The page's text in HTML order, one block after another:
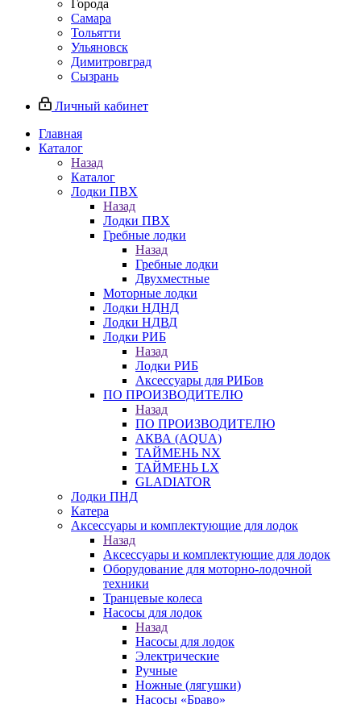
Города
Самара
Тольятти
Ульяновск
Димитровград
Сызрань
Личный кабинет
Главная
Каталог
Назад
Каталог
Лодки ПВХ
Назад
Лодки ПВХ
Гребные лодки
Назад
Гребные лодки
Двухместные
Моторные лодки
Лодки НДНД
Лодки НДВД
Лодки РИБ
Назад
Лодки РИБ
Аксессуары для РИБов
ПО ПРОИЗВОДИТЕЛЮ
Назад
ПО ПРОИЗВОДИТЕЛЮ
АКВА (AQUA)
ТАЙМЕНЬ NX
ТАЙМЕНЬ LX
GLADIATOR
Лодки ПНД
Катера
Аксессуары и комплектующие для лодок
Назад
Аксессуары и комплектующие для лодок
Оборудование для моторно-лодочной
техники
Транцевые колеса
Насосы для лодок
Назад
Насосы для лодок
Электрические
Ручные
Ножные (лягушки)
Насосы «Браво»